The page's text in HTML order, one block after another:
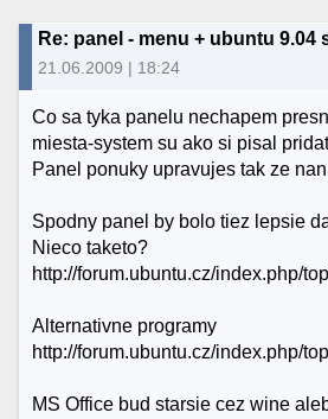
Re: panel - menu + ubuntu 9.04
21.06.2009 | 18:24
Co sa tyka panelu nechapem
miesta-system su ako si pisal
Panel ponuky upravujes tak ze
Spodny panel by bolo tiez lepsie
Nieco taketo?
http://forum.ubuntu.cz/index.php/
Alternativne programy
http://forum.ubuntu.cz/index.php/
MS Office bud starsie cez wine